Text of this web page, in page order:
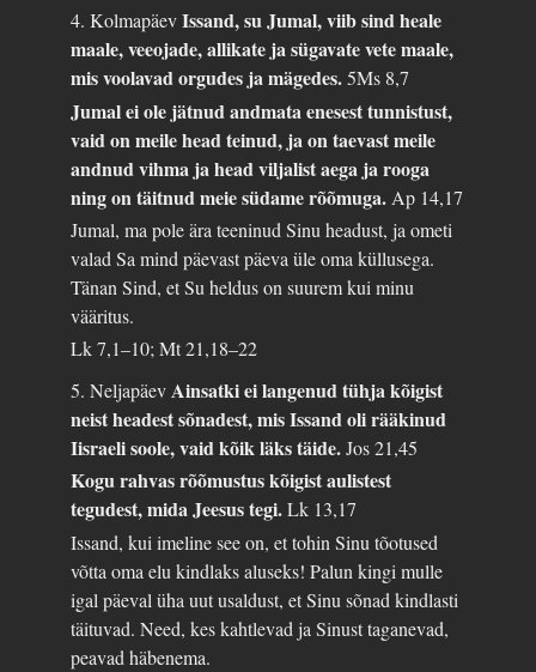
4. KolmapäevIssand, su Jumal, viib sind heale
maale, veeojade, allikate ja sügavate vete maale,
mis voolavad orgudes ja mägedes.5Ms 8,7
Jumal ei ole jätnud andmata enesest tunnistust,
vaid on meile head teinud, ja on taevast meile
andnud vihma ja head viljalist aega ja rooga
ning on täitnud meie südame rõõmuga.Ap 14,17
Jumal, ma pole ära teeninud Sinu headust, ja ometi
valad Sa mind päevast päeva üle oma küllusega.
Tänan Sind, et Su heldus on suurem kui minu
vääritus.
Lk 7,1–10; Mt 21,18–22
5. Neljapäev Ainsatki ei langenud tühja kõigist
neist headest sõnadest, mis Issand oli rääkinud
Iisraeli soole, vaid kõik läks täide.Jos 21,45
Kogu rahvas rõõmustus kõigist aulistest
tegudest, mida Jeesus tegi.Lk 13,17
Issand, kui imeline see on, et tohin Sinu tõotused
võtta oma elu kindlaks aluseks! Palun kingi mulle
igal päeval üha uut usaldust, et Sinu sõnad kindlasti
täituvad. Need, kes kahtlevad ja Sinust taganevad,
peavad häbenema.